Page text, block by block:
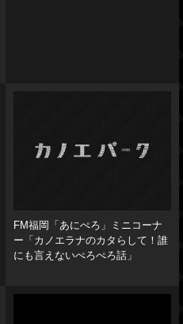
FM福岡「あにぺろ」ミニコーナ
ー「カノエラナのカタらして！誰
にも言えないぺろぺろ話」